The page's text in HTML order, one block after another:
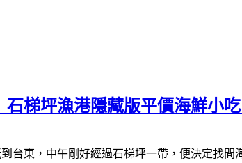
梯坪漁港隱藏版平價海鮮小
台東，中午剛好經過石梯坪一帶，便決定找